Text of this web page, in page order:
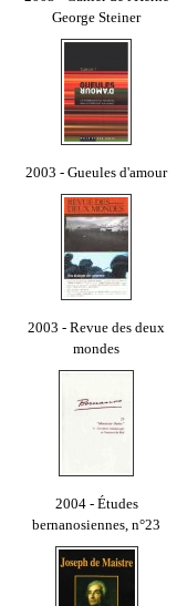
George Steiner
2003 - Gueules d'amour
2003 - Revue des deux
mondes
2004 - Études
bernanosiennes, n°23